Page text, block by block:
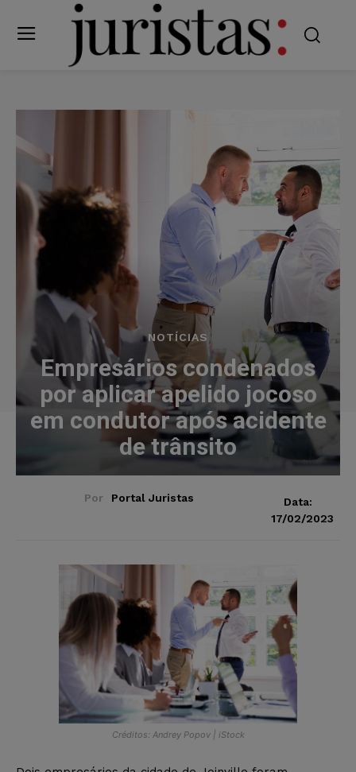
NOTÍCIAS
Empresários condenados
por aplicar apelido jocoso
em condutor após acidente
de trânsito
Por Portal Juristas
Data:
17/02/2023
Créditos: Andrey Popov | iStock